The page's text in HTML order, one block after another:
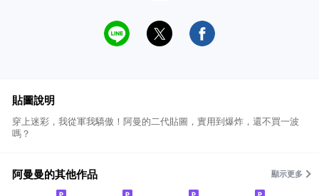
貼圖說明
穿上迷彩，我從軍我驕傲！阿曼的二代貼圖，實用到爆炸，還不買一波
嗎？
阿曼曼的其他作品 顯示更多